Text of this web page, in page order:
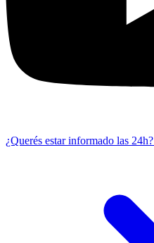
¿Querés estar informado las 24h?